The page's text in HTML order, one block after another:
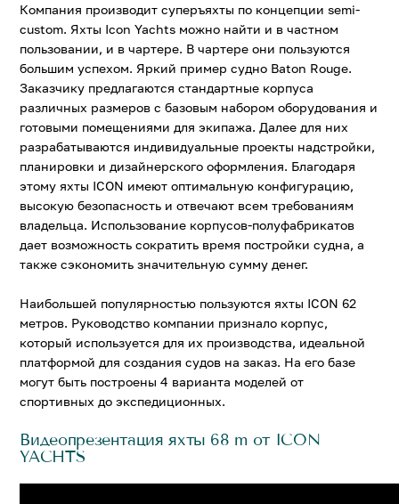
Компания производит суперъяхты по концепции semi-
custom. Яхты Icon Yachts можно найти и в частном
пользовании, и в чартере. В чартере они пользуются
большим успехом. Яркий пример судно Baton Rouge.
Заказчику предлагаются стандартные корпуса
различных размеров с базовым набором оборудования и
готовыми помещениями для экипажа. Далее для них
разрабатываются индивидуальные проекты надстройки,
планировки и дизайнерского оформления. Благодаря
этому яхты ICON имеют оптимальную конфигурацию,
высокую безопасность и отвечают всем требованиям
владельца. Использование корпусов-полуфабрикатов
дает возможность сократить время постройки судна, а
также сэкономить значительную сумму денег.
Наибольшей популярностью пользуются яхты ICON 62
метров. Руководство компании признало корпус,
который используется для их производства, идеальной
платформой для создания судов на заказ. На его базе
могут быть построены 4 варианта моделей от
спортивных до экспедиционных.
Видеопрезентация яхты 68 m от ICON
YACHTS